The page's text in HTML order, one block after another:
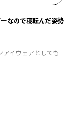
なので寝転んだ姿勢
イウェアとしても
なやか。